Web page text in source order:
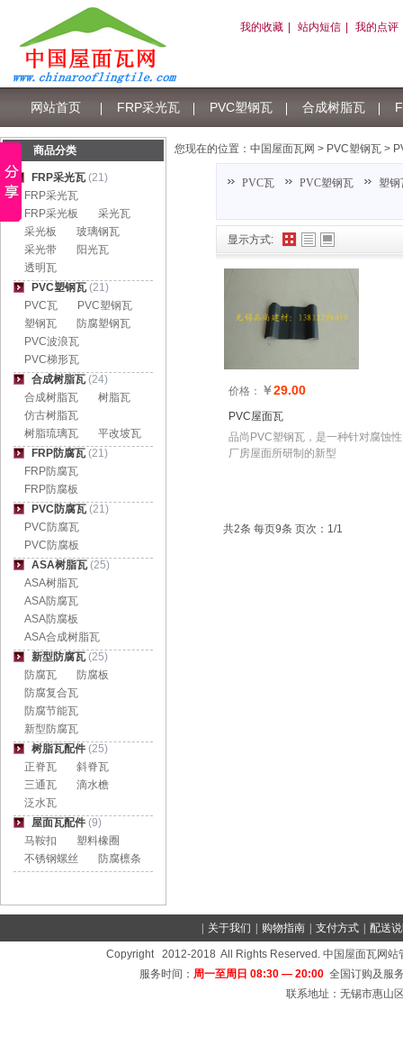
网站首页 FRP采光瓦 PVC塑钢瓦 合成树脂瓦
树脂瓦积分
我的收藏 站内短信 我的点评
显示方式:
价格： ￥29.00
PVC屋面瓦
品尚PVC塑钢瓦，是一种针对腐蚀
厂房屋面所研制的新型
共2条 每页9条 页次：1/1
您现在的位置： 中国屋面瓦网 > PVC塑钢瓦 >
PVC瓦 PVC塑钢瓦 塑钢
商品分类
FRP采光瓦 (21)
FRP采光瓦
FRP采光板
采光瓦
采光板
玻璃钢瓦
采光带
阳光瓦
透明瓦
PVC塑钢瓦 (21)
PVC瓦
PVC塑钢瓦
塑钢瓦
防腐塑钢瓦
PVC波浪瓦
PVC梯形瓦
合成树脂瓦 (24)
合成树脂瓦
树脂瓦
仿古树脂瓦
树脂琉璃瓦
平改坡瓦
FRP防腐瓦 (21)
FRP防腐瓦
FRP防腐板
PVC防腐瓦 (21)
PVC防腐瓦
PVC防腐板
ASA树脂瓦 (25)
ASA树脂瓦
ASA防腐瓦
ASA防腐板
ASA合成树脂瓦
新型防腐瓦 (25)
防腐瓦
防腐板
防腐复合瓦
防腐节能瓦
新型防腐瓦
树脂瓦配件 (25)
正脊瓦
斜脊瓦
三通瓦
滴水檐
泛水瓦
屋面瓦配件 (9)
马鞍扣
塑料橡圈
不锈钢螺丝
防腐檩条
Copyright 2012-2018 All Rights Reserved. 中国屋面瓦网
服务时间： 周一至周日 08:30 — 20:00全国订购及服
联系地址：无锡市惠
关于我们 购物指南 支付方式 配送